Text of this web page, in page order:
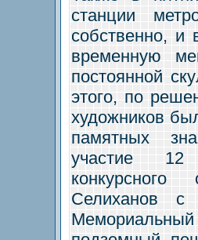
станции
собственно, и
временную
постоянной
этого, по
художников
памятных
участие 12
Селиханов с